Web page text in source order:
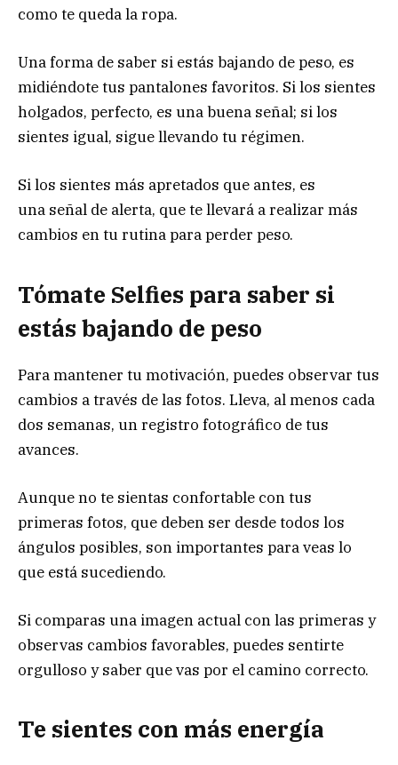
como te queda la ropa.
Una forma de saber si estás bajando de peso, es
midiéndote tus pantalones favoritos. Si los sientes
holgados, perfecto, es una buena señal; si los
sientes igual, sigue llevando tu régimen.
Si los sientes más apretados que antes, es
una señal de alerta, que te llevará a realizar más
cambios en tu rutina para perder peso.
Tómate Selfies para saber si
estás bajando de peso
Para mantener tu motivación, puedes observar tus
cambios a través de las fotos. Lleva, al menos cada
dos semanas, un registro fotográfico de tus
avances.
Aunque no te sientas confortable con tus
primeras fotos, que deben ser desde todos los
ángulos posibles, son importantes para veas lo
que está sucediendo.
Si comparas una imagen actual con las primeras y
observas cambios favorables, puedes sentirte
orgulloso y saber que vas por el camino correcto.
Te sientes con más energía